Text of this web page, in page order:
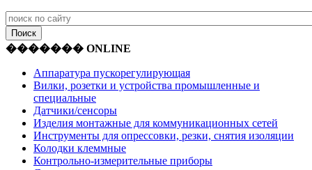
������� ONLINE
Аппаратура пускорегулирующая
Вилки, розетки и устройства промышленные и
специальные
Датчики/сенсоры
Изделия монтажные для коммуникационных сетей
Инструменты для опрессовки, резки, снятия изоляции
Колодки клеммные
Контрольно-измерительные приборы